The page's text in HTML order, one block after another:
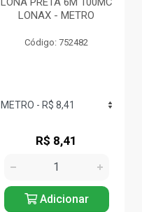
LONAX - METRO
Código: 752482
R$ 8,41
Adicionar